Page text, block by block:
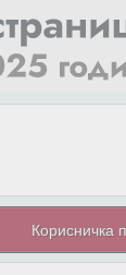
Корисничка